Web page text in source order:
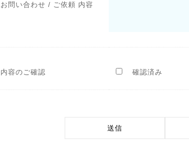
お問い合わせ / ご依頼 内容
内容のご確認 確認済み